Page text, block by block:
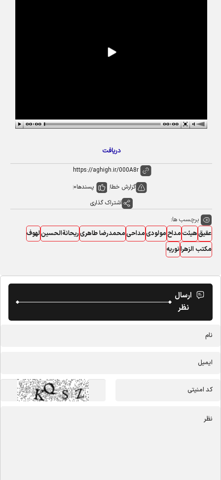
دریافت
گزارش خطا پسندها0
اشتراک گذاری
برچسب ها:
عقیقهیئتمداحمولودیمداحیمحمدرضا طاهریریحانةالحسینلهوف
مکتب الزهرانوریه
ارسال
نظر